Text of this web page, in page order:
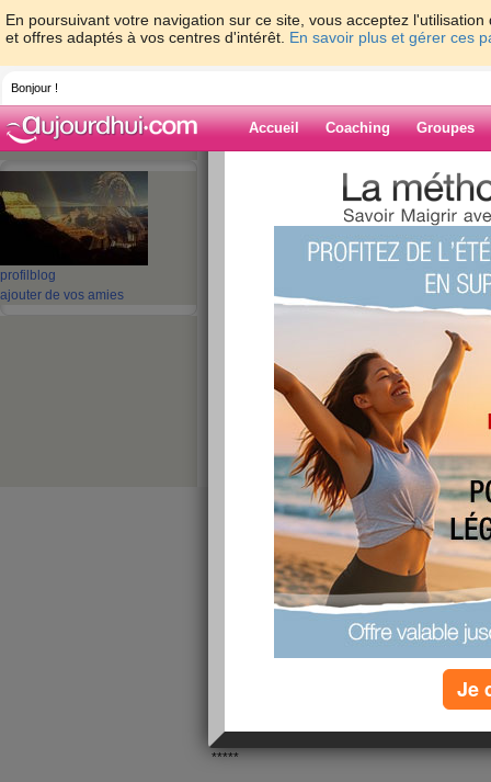
En poursuivant votre navigation sur ce site, vous acceptez
et offres adaptés à vos centres d'intérêt. En savoir plus et gérer ces
Bonjour !
Accueil Coaching Groupes
profil blog
ajouter de vos amies
>
Blog de micke
21 - 30 31 - 40 41 - 50 51 -
‹ Préc. 41 42 43 44 45
** J 103 **
publié le 16/04/2010 à 17:39
JOURNEE UN PEU MOINS BELLE MAIS PAS
ENCORE . JE VOUS SOUHAITE UNE....
BONNE FIN DE JOURNEE
*****
Je